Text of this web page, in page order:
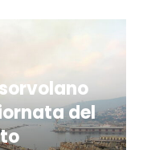
del